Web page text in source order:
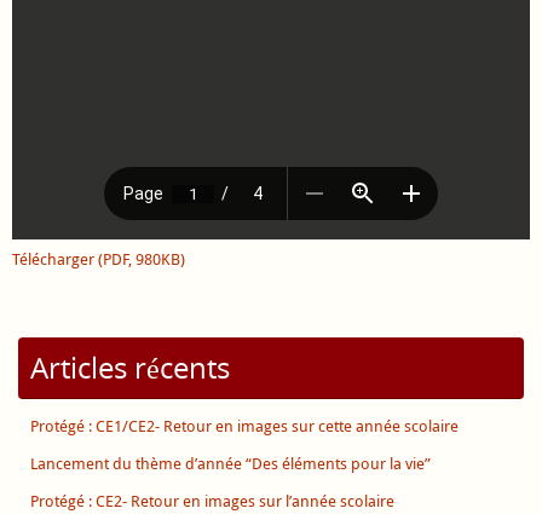
Télécharger (PDF, 980KB)
Articles récents
Protégé : CE1/CE2- Retour en images sur cette année scolaire
Lancement du thème d’année “Des éléments pour la vie”
Protégé : CE2- Retour en images sur l’année scolaire